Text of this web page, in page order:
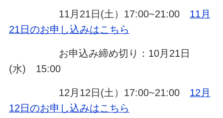
11月21日(土）17:00~21:00 11月
21日のお申し込みはこちら
お申込み締め切り：10月21日
(水) 15:00
12月12日(土）17:00~21:00 12月
12日のお申し込みはこちら